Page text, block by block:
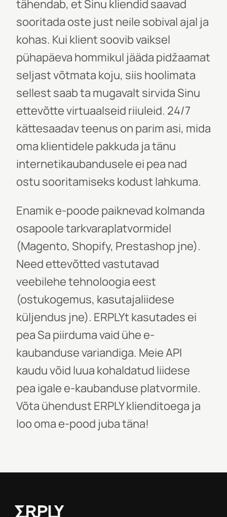
tähendab, et Sinu kliendid saavad
sooritada oste just neile sobival ajal ja
kohas. Kui klient soovib vaiksel
pühapäeva hommikul jääda pidžaamat
seljast võtmata koju, siis hoolimata
sellest saab ta mugavalt sirvida Sinu
ettevõtte virtuaalseid riiuleid. 24/7
kättesaadav teenus on parim asi, mida
oma klientidele pakkuda ja tänu
internetikaubandusele ei pea nad
ostu sooritamiseks kodust lahkuma.
Enamik e-poode paiknevad kolmanda
osapoole tarkvaraplatvormidel
(Magento, Shopify, Prestashop jne).
Need ettevõtted vastutavad
veebilehe tehnoloogia eest
(ostukogemus, kasutajaliidese
küljendus jne). ERPLYt kasutades ei
pea Sa piirduma vaid ühe e-
kaubanduse variandiga. Meie API
kaudu võid luua kohaldatud liidese
pea igale e-kaubanduse platvormile.
Võta ühendust ERPLY klienditoega ja
loo oma e-pood juba täna!